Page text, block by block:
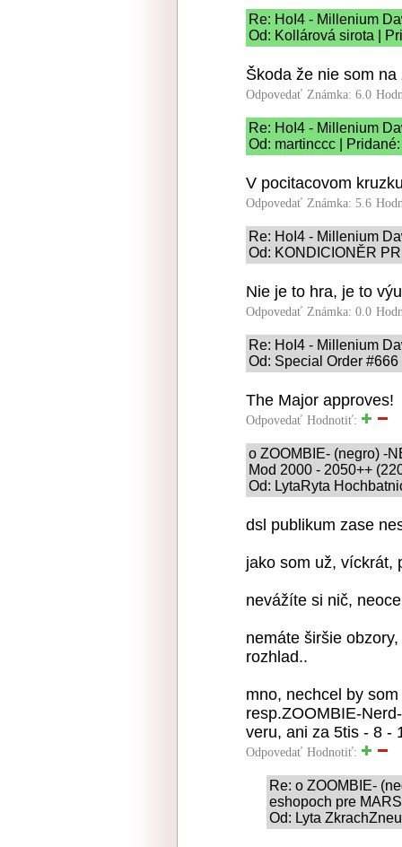
Re: HoI4 - Millenium
Od: Kollárová sirota |
Škoda že nie som
Odpovedať Známka: 6.0
Re: HoI4 - Millenium
Od: martinccc |
V pocitacovom
Odpovedať Známka: 5.6
Re: HoI4 - Millenium
Od: KONDICIONĚR
Nie je to hra, je to
Odpovedať Známka: 0.0
Re: HoI4 - Millenium
Od: Special Order
The Major approves!
Odpovedať Hodnotiť:
o ZOOMBIE- (negro) -
Mod 2000 - 2050++
Od: LytaRyta
dsl publikum zase
jako som už, víckrát,
nevážíte si nič,
nemáte širšie
rozhlad..
mno, nechcel by
resp.ZOOMBIE-
veru, ani za 5tis - 8 -
Odpovedať Hodnotiť:
Re: o ZOOMBIE-
eshopoch pre
Od: Lyta